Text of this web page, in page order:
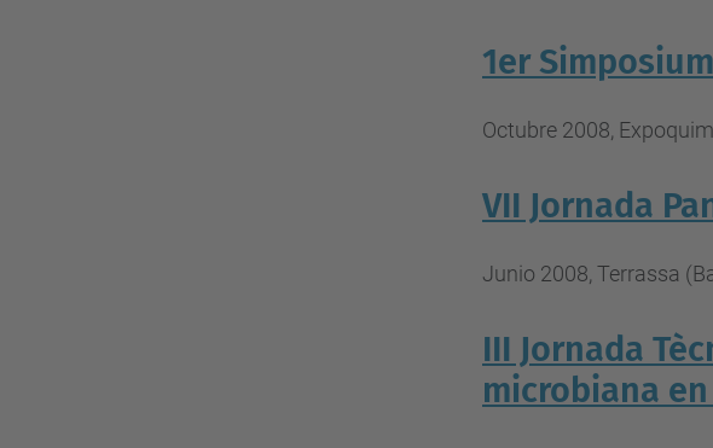
1er
Octubre 2008,
VII Jornada
Junio 2008, Terrassa
III Jornada
microbiana